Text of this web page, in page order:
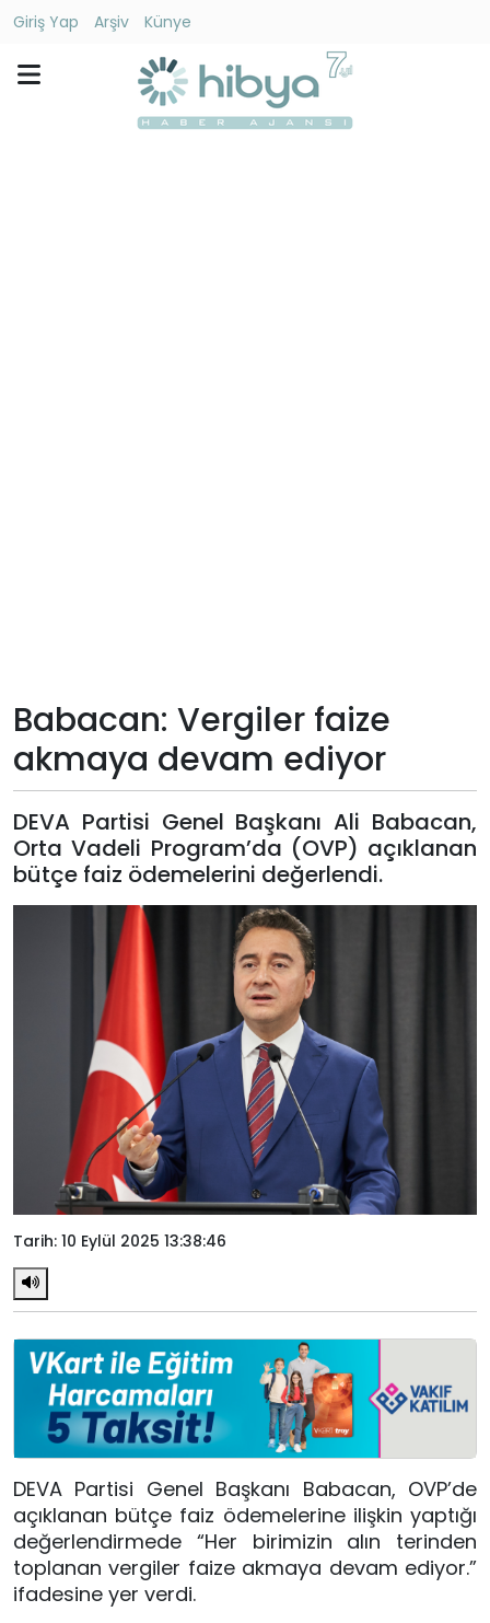
Giriş Yap Arşiv
Künye
Künye
Giriş
Yap
Babacan: Vergiler faize
akmaya devam ediyor
DEVA Partisi Genel Başkanı Ali Babacan,
Orta Vadeli Program’da (OVP) açıklanan
bütçe faiz ödemelerini değerlendi.
Tarih: 10 Eylül 2025 13:38:46
DEVA Partisi Genel Başkanı Babacan, OVP’de
açıklanan bütçe faiz ödemelerine ilişkin yaptığı
değerlendirmede “Her birimizin alın terinden
toplanan vergiler faize akmaya devam ediyor.”
ifadesine yer verdi.